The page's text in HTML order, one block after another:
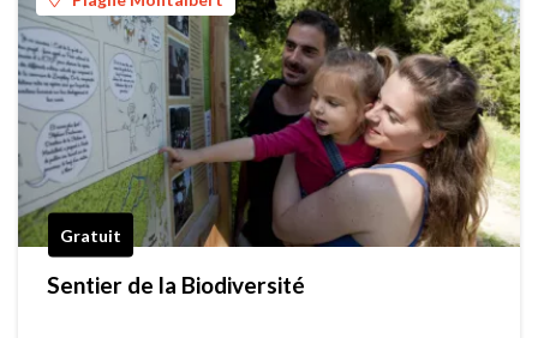
Gratuit
Sentier de la Biodiversité